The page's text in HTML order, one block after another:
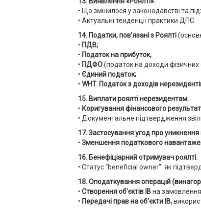
• Що змінилося у законодавстві та
• Актуальні тенденції практики ДПС.
14. Податки, пов’язані з Роялті
• ПДВ;
• Податок на прибуток,
• ПДФО(податок на доходи фізичних
• Єдиний податок;
• WHT. Податок з доходів
15. Виплати роялті нерезидентам.
• Коригування фінансового
• Документальне підтвердження
17. Застосування угодпро уникнення
• Зменшення податкового
16. Бенефіціарний отримувач роялті.
• Статус “beneficial owner”: як
18. Оподаткуванняоперацій
• Створення об’єктів ІВна замовлення.
• Передачі прав на об’єкти ІВ,